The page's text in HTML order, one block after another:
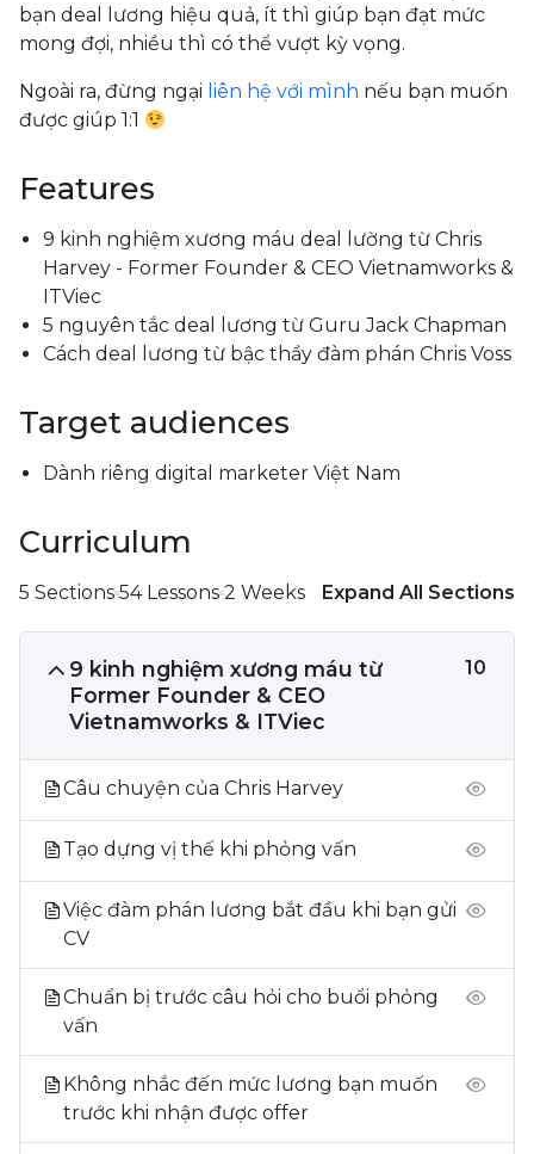
bạn deal lương hiệu quả, ít thì giúp bạn đạt mức
mong đợi, nhiều thì có thể vượt kỳ vọng.
Ngoài ra, đừng ngại liên hệ với mình nếu bạn muốn
được giúp 1:1
Features
9 kinh nghiệm xương máu deal lường từ Chris
Harvey - Former Founder & CEO Vietnamworks &
ITViec
5 nguyên tắc deal lương từ Guru Jack Chapman
Cách deal lương từ bậc thầy đàm phán Chris Voss
Target audiences
Dành riêng digital marketer Việt Nam
Curriculum
5 Sections 54 Lessons 2 Weeks Expand All Sections
9 kinh nghiệm xương máu từ
Former Founder & CEO
Vietnamworks & ITViec
10
Câu chuyện của Chris Harvey
Tạo dựng vị thế khi phỏng vấn
Việc đàm phán lương bắt đầu khi bạn gửi
CV
Chuẩn bị trước câu hỏi cho buổi phỏng
vấn
Không nhắc đến mức lương bạn muốn
trước khi nhận được offer